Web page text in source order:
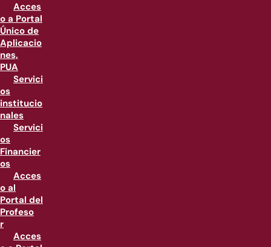
Acces
o a Portal
Único de
Aplicacio
nes,
PUA
Servici
os
institucio
nales
Servici
os
Financier
os
Acces
o al
Portal del
Profeso
r
Acces